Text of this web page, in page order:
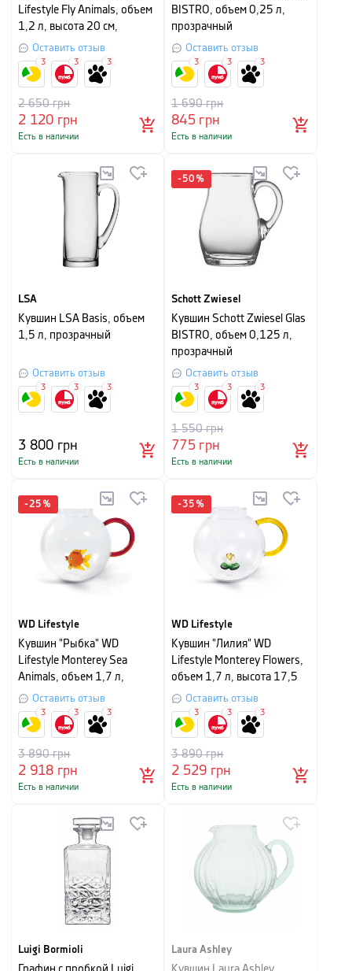
Lifestyle Fly Animals, объем
1,2 л, высота 20 см,
прозрачный
Оставить отзыв
2 120 грн
2 650грн
Есть в наличии
3 3 3
BISTRO, объем 0,25 л,
прозрачный
Оставить отзыв
845грн
1 690грн
Есть в наличии
3 3 3
LSA
Кувшин LSA Basis, объем
1,5 л, прозрачный
Оставить отзыв
3 800 грн
Есть в наличии
3 3 3
-50 %
Schott Zwiesel
Кувшин Schott Zwiesel Glas
BISTRO, объем 0,125 л,
прозрачный
Оставить отзыв
775грн
1 550грн
Есть в наличии
3 3 3
-25 %
WD Lifestyle
Кувшин "Рыбка" WD
Lifestyle Monterey Sea
Animals, объем 1,7 л,
высота 17,5 см,
прозрачный
Оставить отзыв
2 918 грн
3 890грн
Есть в наличии
3 3 3
-35 %
WD Lifestyle
Кувшин "Лилия" WD
Lifestyle Monterey Flowers,
объем 1,7 л, высота 17,5
см, прозрачный
Оставить отзыв
2 529 грн
3 890грн
Есть в наличии
3 3 3
Luigi Bormioli
Laura Ashley